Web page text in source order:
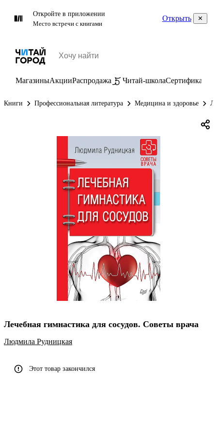
Откройте в приложении
Место встречи с книгами
Открыть
МагазиныАкцииРаспродажа Читай-школаСертификаты
Книги Профессиональная литература Медицина и здоровье
Лечебная гимнастика для сосудов. Советы врача
Людмила Рудницкая
Этот товар закончился